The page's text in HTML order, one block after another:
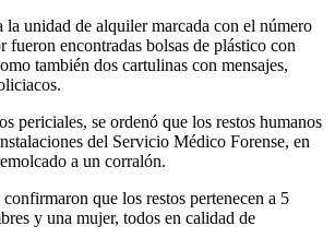
la unidad de alquiler marcada con el número
fueron encontradas bolsas de plástico con
también dos cartulinas con mensajes,
periciales, se ordenó que los restos humanos
del Servicio Médico Forense, en
a un corralón.
que los restos pertenecen a 5
y una mujer, todos en calidad de